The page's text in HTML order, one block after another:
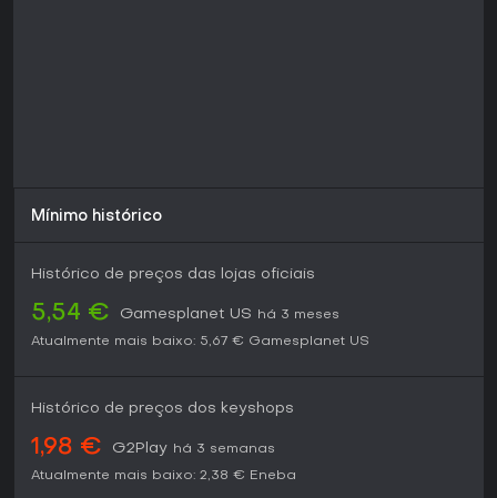
Mínimo histórico
Histórico de preços das lojas oficiais
5,54 € Gamesplanet US
há 3 meses
Atualmente mais baixo: 5,67 € Gamesplanet US
Histórico de preços dos keyshops
1,98 € G2Play há 3 semanas
Atualmente mais baixo: 2,38 € Eneba